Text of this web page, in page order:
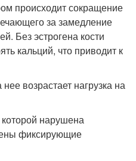
происходит сокращение
за замедление
Без эстрогена кости
кальций, что приводит к
возрастает нагрузка на
нарушена
фиксирующие